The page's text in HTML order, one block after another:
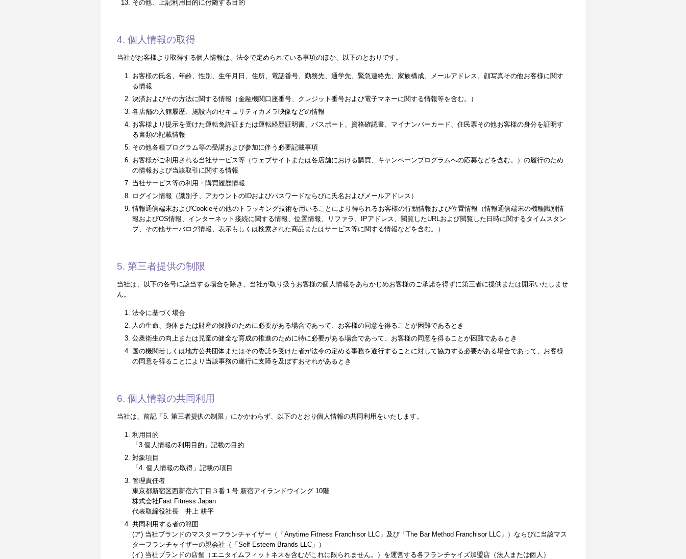
その他、上記利用目的に付随する目的
4. 個人情報の取得
当社がお客様より取得する個人情報は、法令で定められている事項のほか、以下のとおりです。
お客様の氏名、年齢、性別、生年月日、住所、電話番号、勤務先、通学先、緊急連絡先、家族構成、メールアドレス、顔写真その他お客様に関す
る情報
決済およびその方法に関する情報（金融機関口座番号、クレジット番号および電子マネーに関する情報等を含む。）
各店舗の入館履歴、施設内のセキュリティカメラ映像などの情報
お客様より提示を受けた運転免許証または運転経歴証明書、パスポート、資格確認書、マイナンバーカード、住民票その他お客様の身分を証明す
る書類の記載情報
その他各種プログラム等の受講および参加に伴う必要記載事項
お客様がご利用される当社サービス等（ウェブサイトまたは各店舗における購買、キャンペーンプログラムへの応募などを含む。）の履行のため
の情報および当該取引に関する情報
当社サービス等の利用・購買履歴情報
ログイン情報（識別子、アカウントのIDおよびパスワードならびに氏名およびメールアドレス）
情報通信端末およびCookieその他のトラッキング技術を用いることにより得られるお客様の行動情報および位置情報（情報通信端末の機種識別情
報およびOS情報、インターネット接続に関する情報、位置情報、リファラ、IPアドレス、閲覧したURLおよび閲覧した日時に関するタイムスタン
プ、その他サーバログ情報、表示もしくは検索された商品またはサービス等に関する情報などを含む。）
5. 第三者提供の制限
当社は、以下の各号に該当する場合を除き、当社が取り扱うお客様の個人情報をあらかじめお客様のご承諾を得ずに第三者に提供または開示いたしませ
ん。
法令に基づく場合
人の生命、身体または財産の保護のために必要がある場合であって、お客様の同意を得ることが困難であるとき
公衆衛生の向上または児童の健全な育成の推進のために特に必要がある場合であって、お客様の同意を得ることが困難であるとき
国の機関若しくは地方公共団体またはその委託を受けた者が法令の定める事務を遂行することに対して協力する必要がある場合であって、お客様
の同意を得ることにより当該事務の遂行に支障を及ぼすおそれがあるとき
6. 個人情報の共同利用
当社は、前記「5. 第三者提供の制限」にかかわらず、以下のとおり個人情報の共同利用をいたします。
利用目的
「3.個人情報の利用目的」記載の目的
対象項目
「4. 個人情報の取得」記載の項目
管理責任者
東京都新宿区西新宿六丁目３番１号 新宿アイランドウイング 10階
株式会社Fast Fitness Japan
代表取締役社長 井上 耕平
共同利用する者の範囲
(ア) 当社ブランドのマスターフランチャイザー（「Anytime Fitness Franchisor LLC」及び「The Bar Method Franchisor LLC」）ならびに当該マス
ターフランチャイザーの親会社（「Self Esteem Brands LLC」）
(イ) 当社ブランドの店舗（エニタイムフィットネスを含むがこれに限られません。）を運営する各フランチャイズ加盟店（法人または個人）